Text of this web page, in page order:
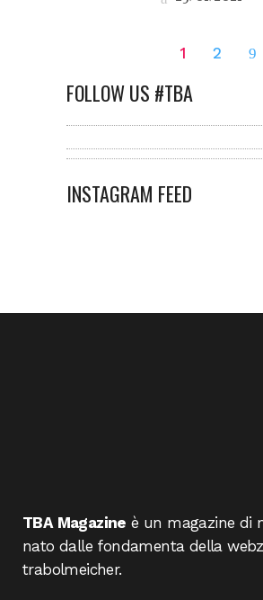
1 2
FOLLOW US #TBA
INSTAGRAM FEED
TBA Magazine è un magazine di
nato dalle fondamenta della
trabolmeicher.